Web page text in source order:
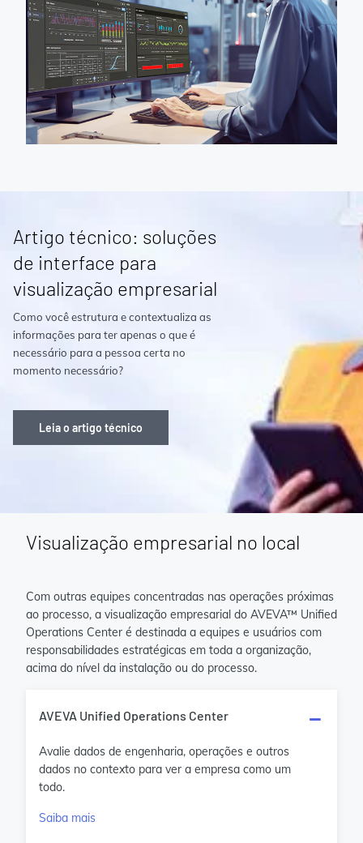
Artigo técnico: soluções
de interface para
visualização empresarial
Como você estrutura e contextualiza as
informações para ter apenas o que é
necessário para a pessoa certa no
momento necessário?
Leia o artigo técnico
Visualização empresarial no local
Com outras equipes concentradas nas operações próximas
ao processo, a visualização empresarial do AVEVA™ Unified
Operations Center é destinada a equipes e usuários com
responsabilidades estratégicas em toda a organização,
acima do nível da instalação ou do processo.
AVEVA Unified Operations Center
Avalie dados de engenharia, operações e outros
dados no contexto para ver a empresa como um
todo.
Saiba mais